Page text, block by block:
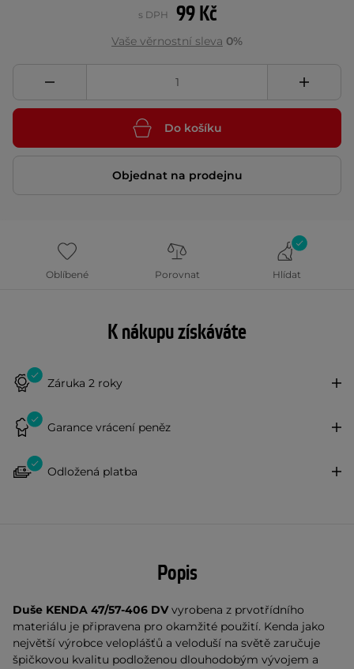
99 Kč
s DPH
Vaše věrnostní sleva 0%
Do košíku
Objednat na prodejnu
Oblíbené Porovnat Hlídat
K nákupu získáváte
Záruka 2 roky
Garance vrácení peněz
Odložená platba
Popis
Duše KENDA 47/57-406 DVvyrobena z prvotřídního
materiálu je připravena pro okamžité použití. Kenda jako
největší výrobce veloplášťů a veloduší na světě zaručuje
špičkovou kvalitu podloženou dlouhodobým vývojem a